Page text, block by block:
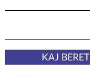
KAJ